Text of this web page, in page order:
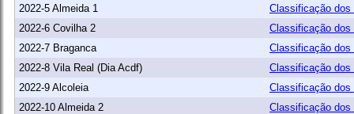
2022-5 Almeida 1
Classificação dos
2022-6 Covilha 2
Classificação dos
2022-7 Braganca
Classificação dos
2022-8 Vila Real (Dia Acdf)
Classificação dos
2022-9 Alcoleia
Classificação dos
2022-10 Almeida 2
Classificação dos